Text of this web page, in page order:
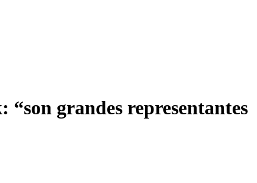
grandes representantes